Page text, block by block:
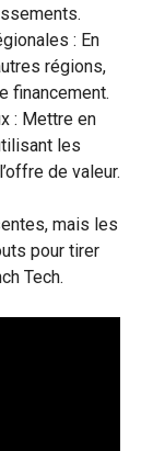
: En
régions,
financement.
: Mettre en
les
de valeur.
mais les
pour tirer
Tech.